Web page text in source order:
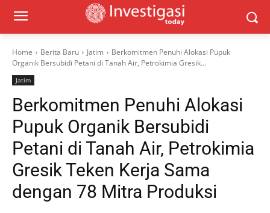
Home Berita Baru Jatim
Berkomitmen Penuhi Alokasi Pupuk
Organik Bersubidi Petani di Tanah Air, Petrokimia Gresik...
Jatim
Berkomitmen Penuhi Alokasi
Pupuk Organik Bersubidi
Petani di Tanah Air, Petrokimia
Gresik Teken Kerja Sama
dengan 78 Mitra Produksi